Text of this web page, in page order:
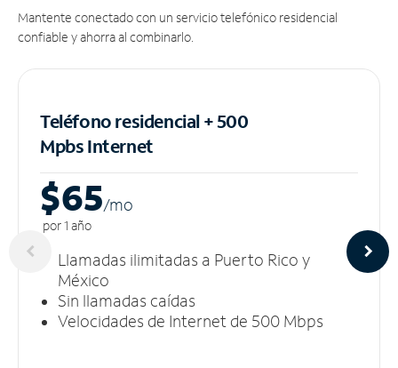
Mantente conectado con un servicio telefónico residencial
confiable y ahorra al combinarlo.
Teléfono residencial + 500
MpbsInternet
$65/mo
por 1 año
Llamadas ilimitadas a Puerto Rico y
México
Sin llamadas caídas
Velocidades de Internet de 500 Mbps